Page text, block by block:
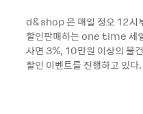
d&shop 은 매일 정오 12시
할인판매하는 one time 세
사면 3%, 10만원 이상의 물
할인 이벤트를 진행하고 있다